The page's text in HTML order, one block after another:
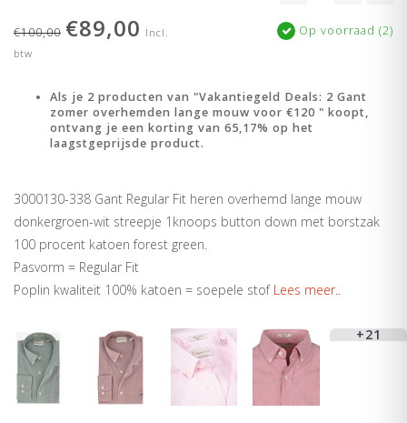
€100,00 €89,00 Incl.
btw
Op voorraad (2)
Als je 2 producten van "Vakantiegeld Deals: 2 Gant
zomer overhemden lange mouw voor €120 " koopt,
ontvang je een korting van 65,17% op het
laagstgeprijsde product.
3000130-338 Gant Regular Fit heren overhemd lange mouw
donkergroen-wit streepje 1knoops button down met borstzak
100 procent katoen forest green.
Pasvorm = Regular Fit
Poplin kwaliteit 100% katoen = soepele stof Lees meer..
+21